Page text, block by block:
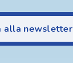
alla newsletter